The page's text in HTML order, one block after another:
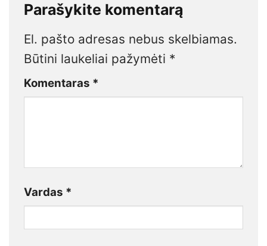
Parašykite komentarą
El. pašto adresas nebus skelbiamas.
Būtini laukeliai pažymėti *
Komentaras *
Vardas *